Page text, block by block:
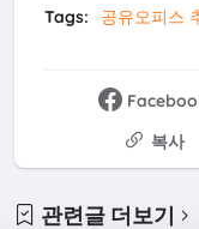
Tags: 공유오피스
복사
관련글 더보기